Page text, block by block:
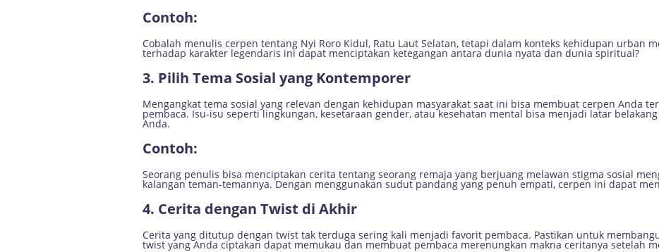
Contoh:
Cobalah menulis cerpen tentang Nyi Roro Kidul, Ratu Laut Selatan, tetapi dalam konteks kehidupan urban
terhadap karakter legendaris ini dapat menciptakan ketegangan antara dunia nyata dan dunia spiritual?
3. Pilih Tema Sosial yang Kontemporer
Mengangkat tema sosial yang relevan dengan kehidupan masyarakat saat ini bisa membuat cerpen Anda
pembaca. Isu-isu seperti lingkungan, kesetaraan gender, atau kesehatan mental bisa menjadi latar
Anda.
Contoh:
Seorang penulis bisa menciptakan cerita tentang seorang remaja yang berjuang melawan stigma sosial
kalangan teman-temannya. Dengan menggunakan sudut pandang yang penuh empati, cerpen ini dapat
4. Cerita dengan Twist di Akhir
Cerita yang ditutup dengan twist tak terduga sering kali menjadi favorit pembaca. Pastikan untuk
twist yang Anda ciptakan dapat memukau dan membuat pembaca merenungkan makna ceritanya setelah